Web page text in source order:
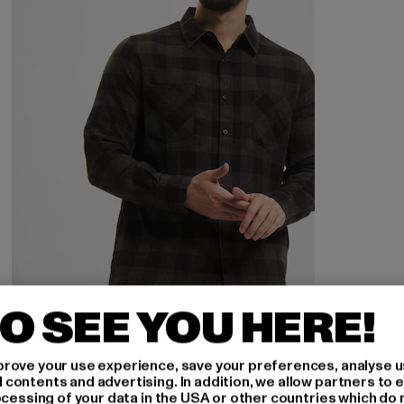
URBAN CLASSICS
Checked Flanell
20,00 EUR
Ajankohtainen hinta: 20,00 EUR
49,99 EURKampanjahinta: 49,99 EUR
SEE YOU HERE!
your use experience, save your preferences, analyse
and advertising. In addition, we allow partners to
of your data in the USA or other countries which do